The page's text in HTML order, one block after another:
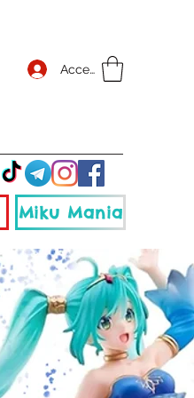
Accedi
Miku Mania